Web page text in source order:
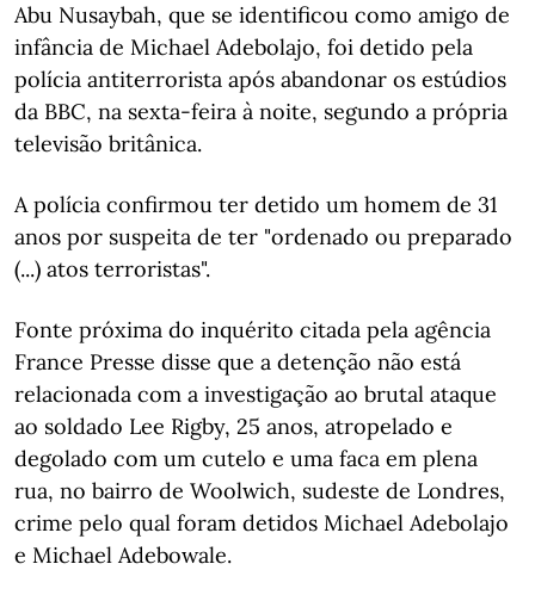
Abu Nusaybah, que se identificou como amigo de
infância de Michael Adebolajo, foi detido pela
polícia antiterrorista após abandonar os estúdios
da BBC, na sexta-feira à noite, segundo a própria
televisão britânica.
A polícia confirmou ter detido um homem de 31
anos por suspeita de ter "ordenado ou preparado
(...) atos terroristas".
Fonte próxima do inquérito citada pela agência
France Presse disse que a detenção não está
relacionada com a investigação ao brutal ataque
ao soldado Lee Rigby, 25 anos, atropelado e
degolado com um cutelo e uma faca em plena
rua, no bairro de Woolwich, sudeste de Londres,
crime pelo qual foram detidos Michael Adebolajo
e Michael Adebowale.